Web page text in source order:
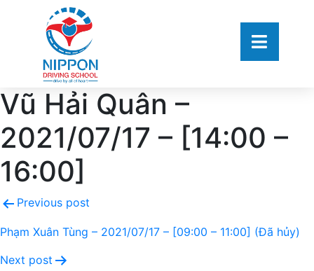
Vũ Hải Quân –
2021/07/17 – [14:00 –
16:00]
Previous post
Phạm Xuân Tùng – 2021/07/17 – [09:00 – 11:00] (Đã hủy)
Next post